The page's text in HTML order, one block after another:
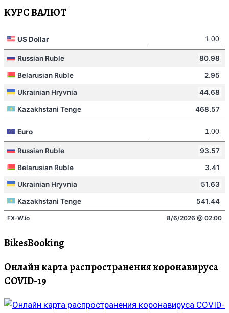
КУРС ВАЛЮТ
BikesBooking
Онлайн карта распространения коронавируса
COVID-19